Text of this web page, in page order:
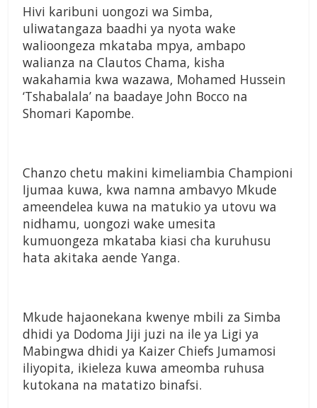
Hivi karibuni uongozi wa Simba,
uliwatangaza baadhi ya nyota wake
walioongeza mkataba mpya, ambapo
walianza na Clautos Chama, kisha
wakahamia kwa wazawa, Mohamed Hussein
‘Tshabalala’ na baadaye John Bocco na
Shomari Kapombe.
Chanzo chetu makini kimeliambia Championi
Ijumaa kuwa, kwa namna ambavyo Mkude
ameendelea kuwa na matukio ya utovu wa
nidhamu, uongozi wake umesita
kumuongeza mkataba kiasi cha kuruhusu
hata akitaka aende Yanga.
Mkude hajaonekana kwenye mbili za Simba
dhidi ya Dodoma Jiji juzi na ile ya Ligi ya
Mabingwa dhidi ya Kaizer Chiefs Jumamosi
iliyopita, ikieleza kuwa ameomba ruhusa
kutokana na matatizo binafsi.